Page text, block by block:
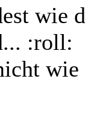
wie
:roll: